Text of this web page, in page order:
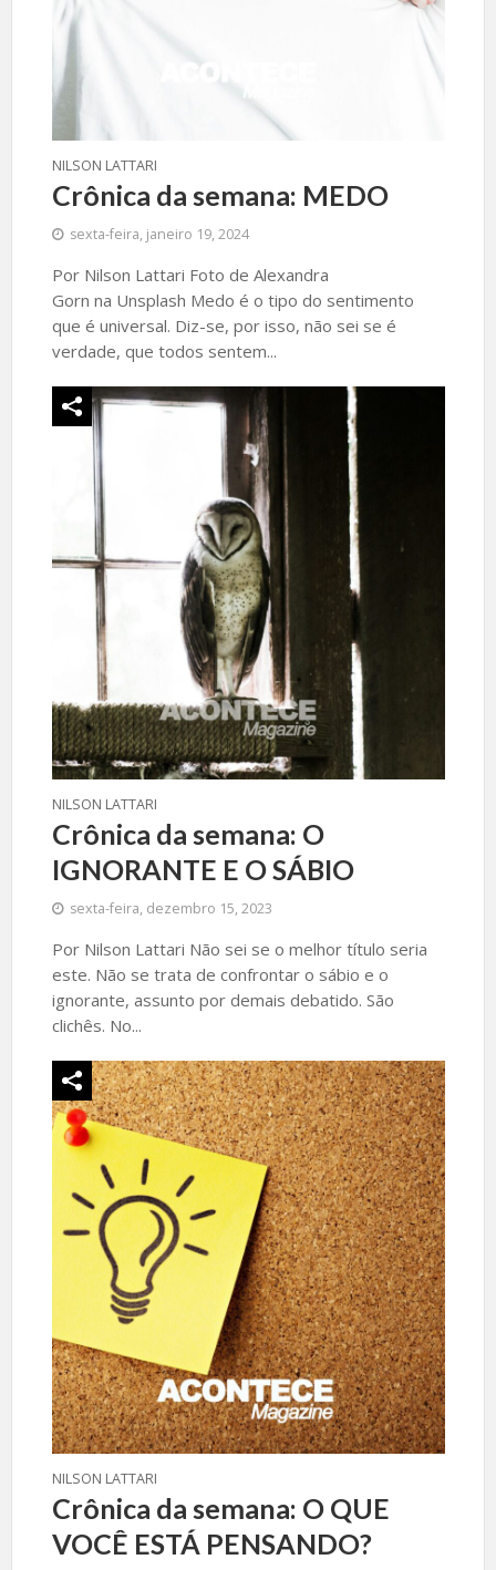
NILSON LATTARI
Crônica da semana: MEDO
sexta-feira, janeiro 19, 2024
Por Nilson Lattari Foto de Alexandra
Gorn na Unsplash Medo é o tipo do sentimento
que é universal. Diz-se, por isso, não sei se é
verdade, que todos sentem...
NILSON LATTARI
Crônica da semana: O
IGNORANTE E O SÁBIO
sexta-feira, dezembro 15, 2023
Por Nilson Lattari Não sei se o melhor título seria
este. Não se trata de confrontar o sábio e o
ignorante, assunto por demais debatido. São
clichês. No...
NILSON LATTARI
Crônica da semana: O QUE
VOCÊ ESTÁ PENSANDO?